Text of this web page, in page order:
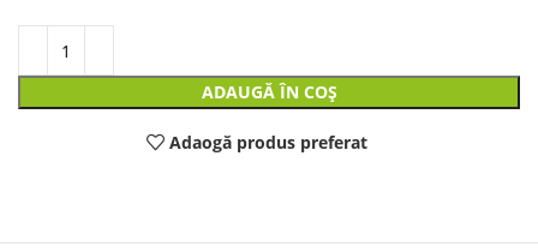
ADAUGĂ ÎN COȘ
Adaogă produs preferat